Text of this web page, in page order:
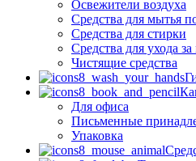
Освежители воздуха
Средства для мытья
Средства для стирки
Средства для ухода
Чистящие средства
Для офиса
Письменные
Упаковка